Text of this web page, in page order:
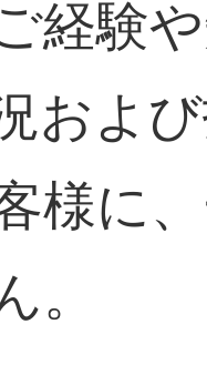
経験
およ
様に
。